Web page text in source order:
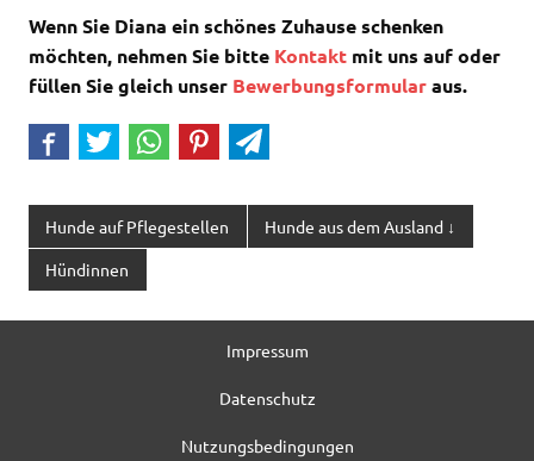
Wenn Sie Diana ein schönes Zuhause schenken
möchten, nehmen Sie bitte Kontakt mit uns auf oder
füllen Sie gleich unser Bewerbungsformularaus.
Hunde auf Pflegestellen Hunde aus dem Ausland ↓
Hündinnen
Impressum
Datenschutz
Nutzungsbedingungen